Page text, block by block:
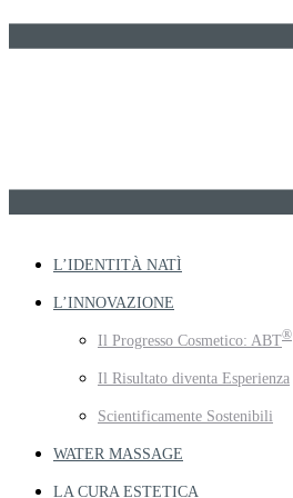
L’IDENTITÀ NATÌ
L’INNOVAZIONE
Il Progresso Cosmetico: ABT®
Il Risultato diventa Esperienza
Scientificamente Sostenibili
WATER MASSAGE
LA CURA ESTETICA